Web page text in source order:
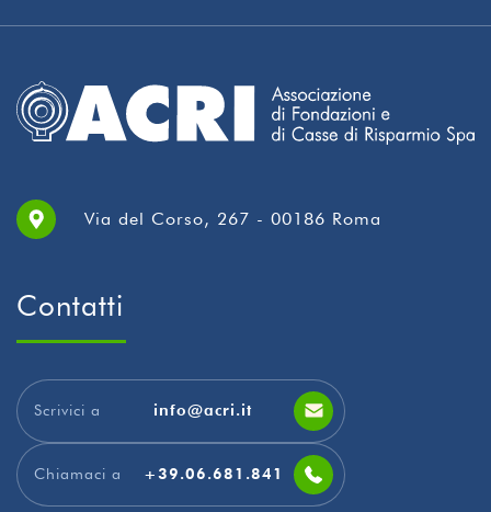
Via del Corso, 267 - 00186 Roma
Contatti
Scrivici a info@acri.it
Chiamaci a +39.06.681.841